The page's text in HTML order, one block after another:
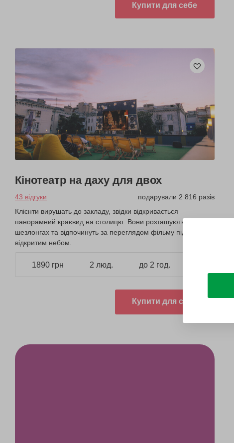
Купити для себе
Кінотеатр на даху для двох
43 відгуки
подарували 2 816 разів
Клієнти вирушать до закладу, звідки відкривається
панорамний краєвид на столицю. Вони розташуються на
шезлонгах та відпочинуть за переглядом фільму під
відкритим небом.
1890 грн 2 люд. до 2 год.
Купити для себе